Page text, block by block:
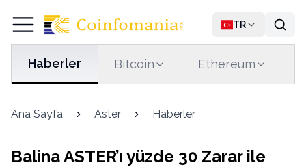
TR
Haberler Bitcoin Ethereum
Ana Sayfa Aster Haberler
Balina ASTER’ı yüzde 30 Zarar ile